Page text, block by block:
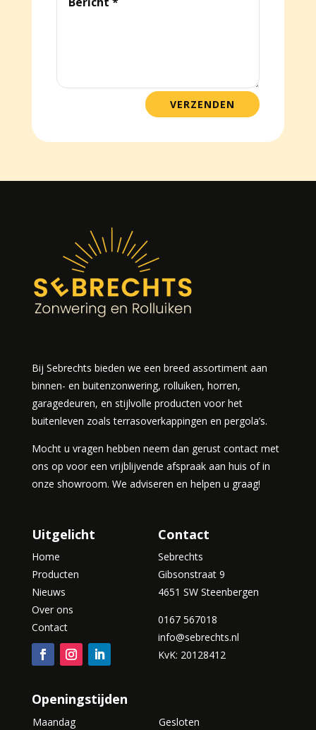
VERZENDEN
Bij Sebrechts bieden we een breed assortiment aan
binnen- en buitenzonwering, rolluiken, horren,
garagedeuren, en stijlvolle producten voor het
buitenleven zoals terrasoverkappingen en pergola’s.
Mocht u vragen hebben neem dan gerust contact met
ons op voor een vrijblijvende afspraak aan huis of in
onze showroom. We adviseren en helpen u graag!
Uitgelicht
Home
Producten
Nieuws
Over ons
Contact
Contact
Sebrechts
Gibsonstraat 9
4651 SW Steenbergen
0167 567018
info@sebrechts.nl
KvK: 20128412
Openingstijden
Maandag Gesloten